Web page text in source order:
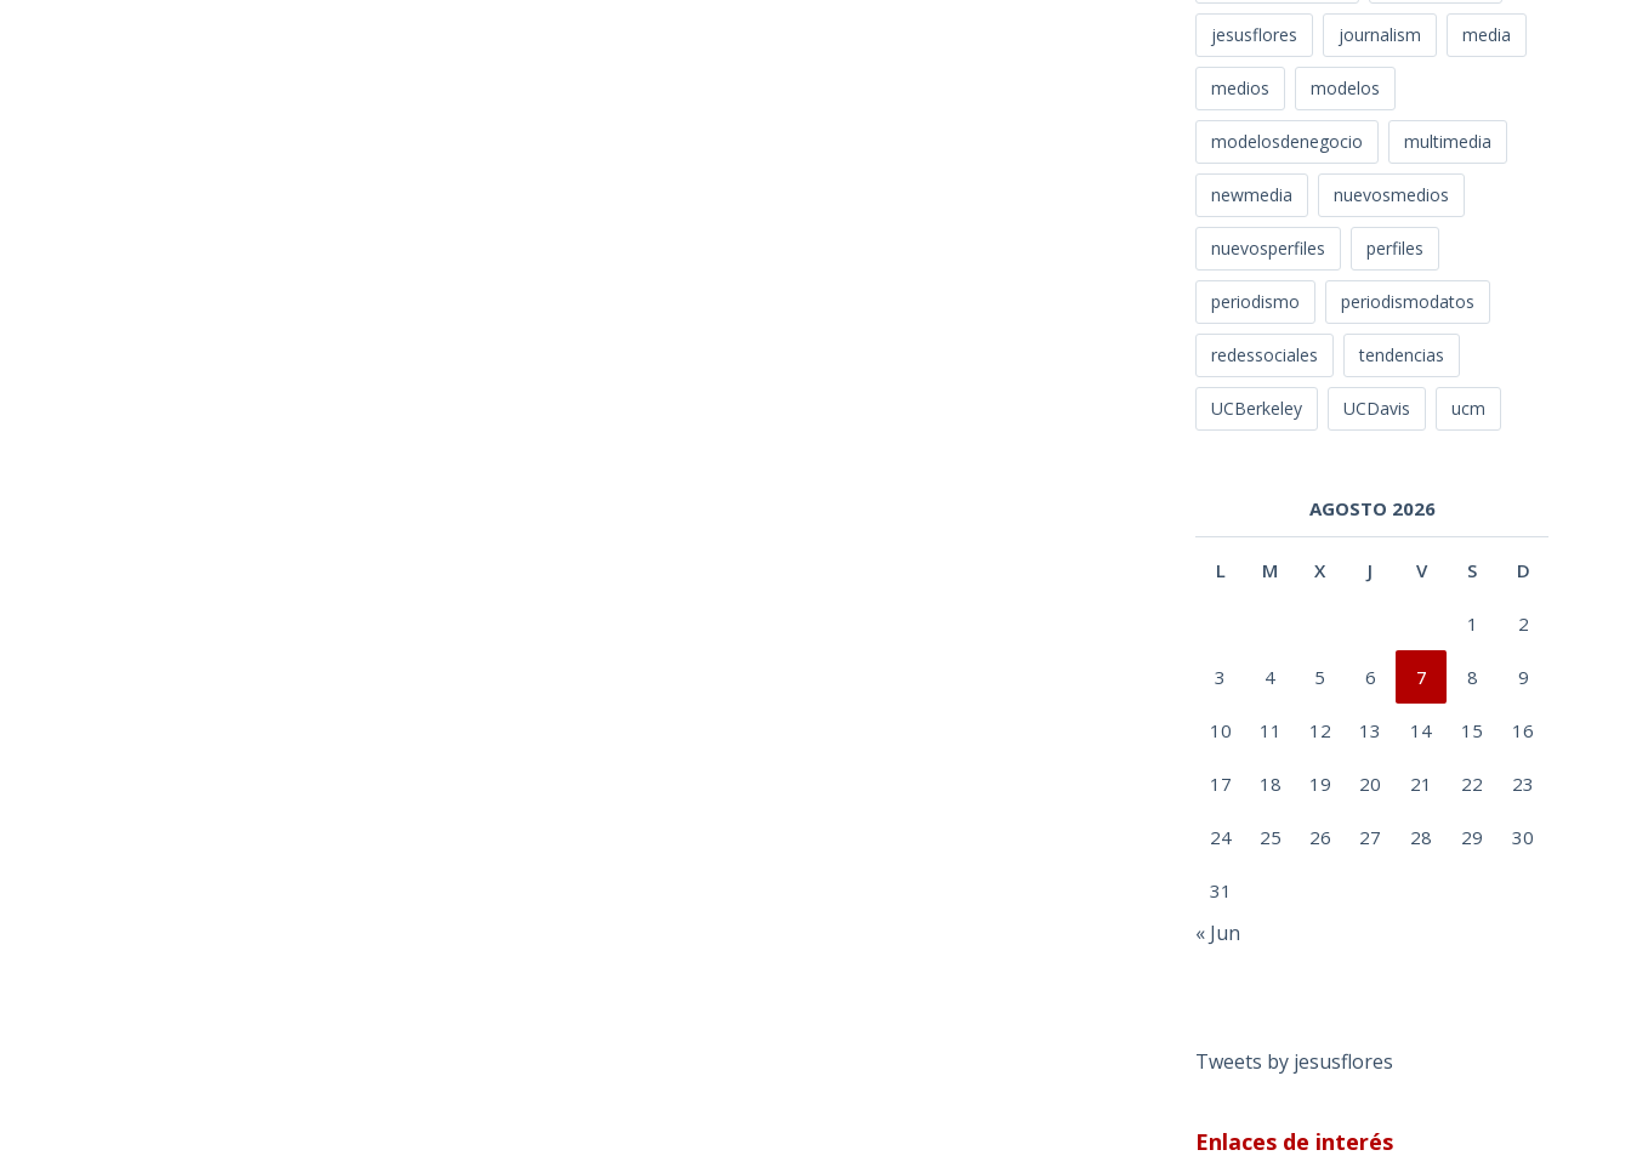
jesusflores journalism media
medios modelos
modelosdenegocio multimedia
newmedia nuevosmedios
nuevosperfiles perfiles
periodismo periodismodatos
redessociales tendencias
UCBerkeley UCDavis ucm
AGOSTO 2026
L M X J V S D
1 2
3 4 5 6 7 8 9
10 11 12 13 14 15 16
17 18 19 20 21 22 23
24 25 26 27 28 29 30
31
« Jun
Tweets by jesusflores
Enlaces de interés